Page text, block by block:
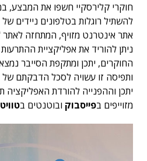
חוקרי קלירסקיי חשפו את המבצע,
להשתיל רוגלות בטלפונים ניידים
אתר אינטרנט מזויף, המתחזה
ניתן להוריד את אפליקציית
החוקרים, יתכן ומתקפת הסייבר
ותפיסה זו עשויה לסכל הדבקתם של
יתכן וההפנייה להורדת האפליקציה
מזוייפים בפייסבוק ובוטנטים ב